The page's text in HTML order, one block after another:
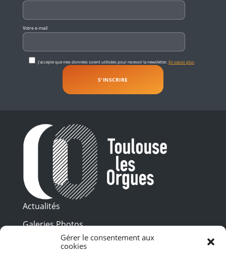
Gérer le consentement aux
cookies
Votre e-mail
J'accepte que mes données soient utilisées pour recevoir la newsletter. En savoir plus
Actualités
Galeries Photos
Vidéothèque